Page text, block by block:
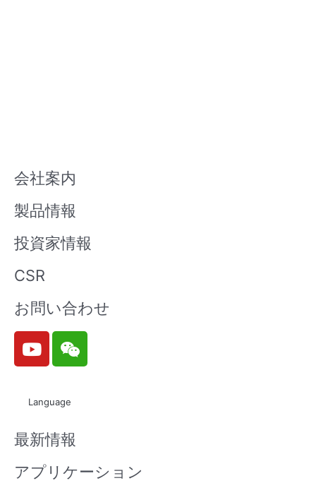
会社案内
製品情報
投資家情報
CSR
お問い合わせ
Y
o
u
b
e
W
e
i
n
Language
最新情報
アプリケーション